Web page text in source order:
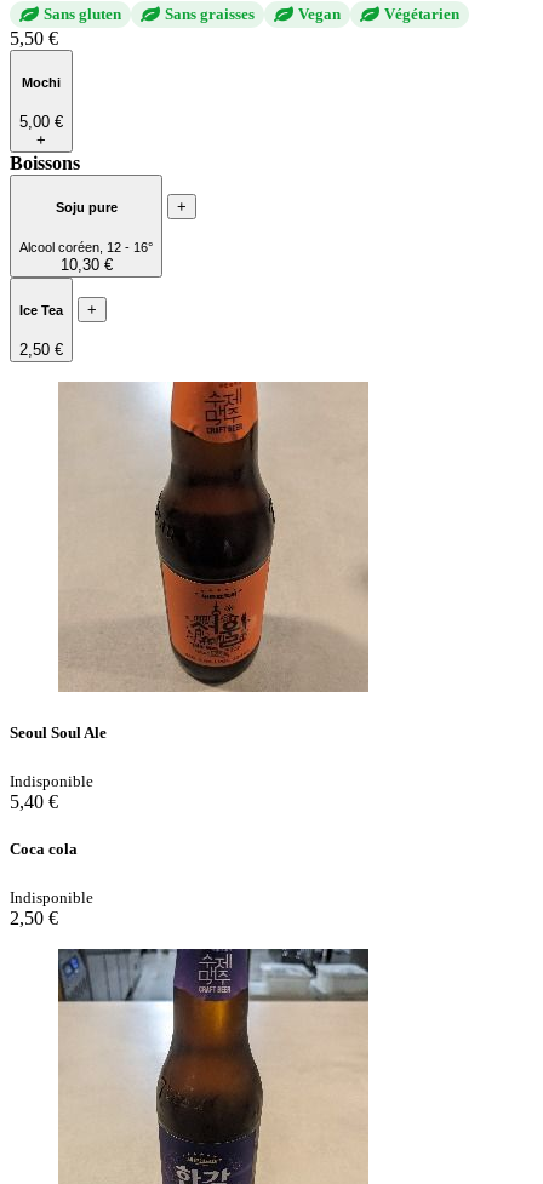
Sans gluten Sans graisses Vegan Végétarien
5,50 €
Mochi
5,00 €
+
Boissons
Soju pure
Alcool coréen, 12 - 16°
10,30 €
+
Ice Tea
2,50 €
+
Seoul Soul Ale
Indisponible
5,40 €
Coca cola
Indisponible
2,50 €